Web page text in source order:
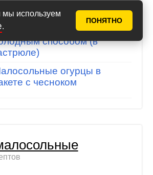
мы используем
.
ПОНЯТНО
огурцы
способом (в
огурцы в
с чесноком